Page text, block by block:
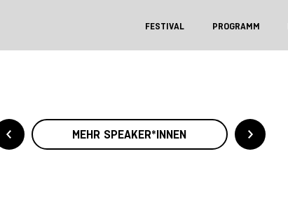
FESTIVAL PROGRAMM
MEHR SPEAKER*INNEN